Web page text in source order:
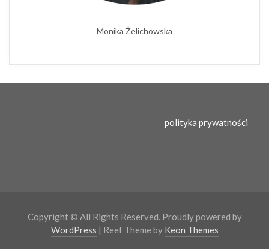
Monika Żelichowska
polityka prywatności
Copyright © All Rights Reserved. Proudly powered by
WordPress | Reef Theme by Keon Themes